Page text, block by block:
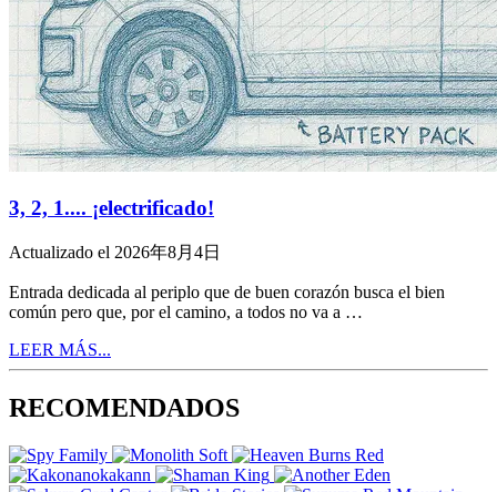
3, 2, 1.... ¡electrificado!
Actualizado el 2026年8月4日
Entrada dedicada al periplo que de buen corazón busca el bien
común pero que, por el camino, a todos no va a …
LEER MÁS...
RECOMENDADOS